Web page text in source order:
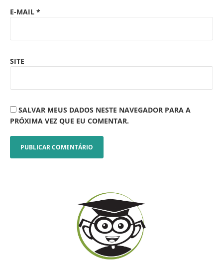
E-MAIL *
SITE
SALVAR MEUS DADOS NESTE NAVEGADOR PARA A
PRÓXIMA VEZ QUE EU COMENTAR.